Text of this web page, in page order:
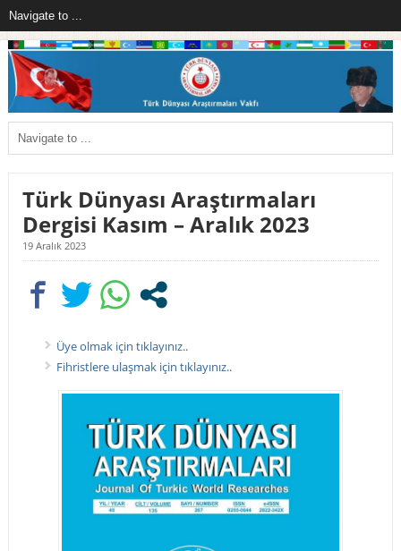
Türk Dünyası Araştırmaları
Dergisi Kasım – Aralık 2023
19 Aralık 2023
Üye olmak için tıklayınız..
Fihristlere ulaşmak için tıklayınız..